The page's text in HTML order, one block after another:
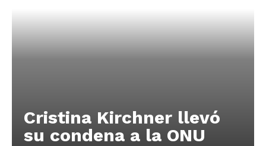
Cristina Kirchner llevó
su condena a la ONU